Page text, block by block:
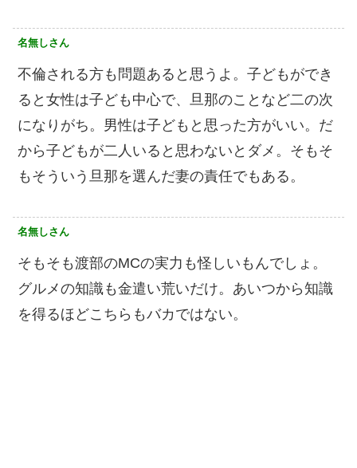
名無しさん
不倫される方も問題あると思うよ。子どもができ
ると女性は子ども中心で、旦那のことなど二の次
になりがち。男性は子どもと思った方がいい。だ
から子どもが二人いると思わないとダメ。そもそ
もそういう旦那を選んだ妻の責任でもある。
名無しさん
そもそも渡部のMCの実力も怪しいもんでしょ。
グルメの知識も金遣い荒いだけ。あいつから知識
を得るほどこちらもバカではない。